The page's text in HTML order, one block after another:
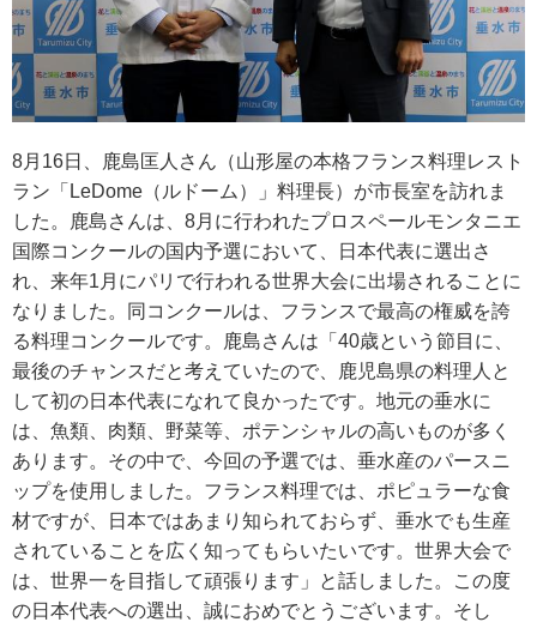
8月16日、鹿島匡人さん（山形屋の本格フランス料理レスト
ラン「LeDome（ルドーム）」料理長）が市長室を訪れま
した。鹿島さんは、8月に行われたプロスペールモンタニエ
国際コンクールの国内予選において、日本代表に選出さ
れ、来年1月にパリで行われる世界大会に出場されることに
なりました。同コンクールは、フランスで最高の権威を誇
る料理コンクールです。鹿島さんは「40歳という節目に、
最後のチャンスだと考えていたので、鹿児島県の料理人と
して初の日本代表になれて良かったです。地元の垂水に
は、魚類、肉類、野菜等、ポテンシャルの高いものが多く
あります。その中で、今回の予選では、垂水産のパースニ
ップを使用しました。フランス料理では、ポピュラーな食
材ですが、日本ではあまり知られておらず、垂水でも生産
されていることを広く知ってもらいたいです。世界大会で
は、世界一を目指して頑張ります」と話しました。この度
の日本代表への選出、誠におめでとうございます。そし